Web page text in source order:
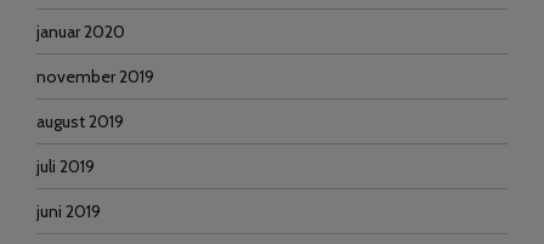
januar 2020
november 2019
august 2019
juli 2019
juni 2019